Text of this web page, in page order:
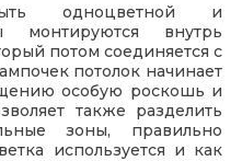
одноцветной и
внутрь
потом соединяется с
потолок начинает
особую роскошь и
также разделить
зоны, правильно
используется и как